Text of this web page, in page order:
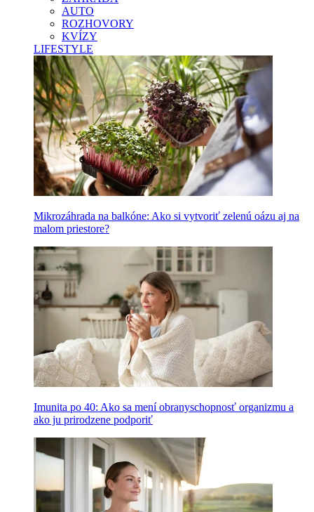
AUTO
ROZHOVORY
KVÍZY
LIFESTYLE
Mikrozáhrada na balkóne: Ako si vytvoriť zelenú oázu aj na
malom priestore?
Imunita po 40: Ako sa mení obranyschopnosť organizmu a
ako ju prirodzene podporiť